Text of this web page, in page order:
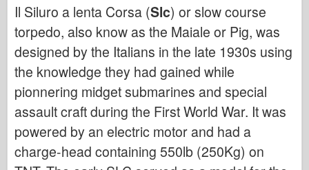
Eduard
Modello E.T.
Stampi fini
Forze del Valore
Friulmodel
Hasegawa
Heller
HobbyBoss
Il Siluro a lenta Corsa (Slc) or slow course
torpedo, also know as the Maiale or Pig, was
designed by the Italians in the late 1930s using
the knowledge they had gained while
pionnering midget submarines and special
assault craft during the First World War. It was
powered by an electric motor and had a
charge-head containing 550lb (250Kg) on